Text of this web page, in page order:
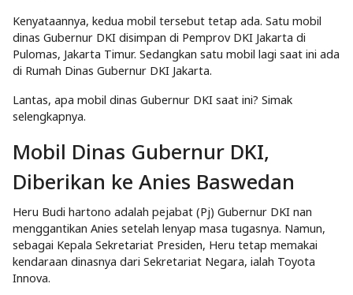
Kenyataannya, kedua mobil tersebut tetap ada. Satu mobil
dinas Gubernur DKI disimpan di Pemprov DKI Jakarta di
Pulomas, Jakarta Timur. Sedangkan satu mobil lagi saat ini ada
di Rumah Dinas Gubernur DKI Jakarta.
Lantas, apa mobil dinas Gubernur DKI saat ini? Simak
selengkapnya.
Mobil Dinas Gubernur DKI,
Diberikan ke Anies Baswedan
Heru Budi hartono adalah pejabat (Pj) Gubernur DKI nan
menggantikan Anies setelah lenyap masa tugasnya. Namun,
sebagai Kepala Sekretariat Presiden, Heru tetap memakai
kendaraan dinasnya dari Sekretariat Negara, ialah Toyota
Innova.